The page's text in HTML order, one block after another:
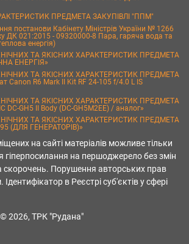
ПРЕДМЕТА ЗАКУПІВЛІ "ППМ"
постанови Кабінету Міністрів України № 1266
ДК 021:2015 - 09320000-8 Пара, гаряча вода та
енергія)
ТА ЯКІСНИХ ХАРАКТЕРИСТИК ПРЕДМЕТА
ЕНЕРГІЯ»
ТА ЯКІСНИХ ХАРАКТЕРИСТИК ПРЕДМЕТА
Canon R6 Mark II Kit RF 24-105 f/4.0 L IS
ТА ЯКІСНИХ ХАРАКТЕРИСТИК ПРЕДМЕТА
DC-GH5 II Body (DC-GH5M2EE) / аналог»
ТА ЯКІСНИХ ХАРАКТЕРИСТИК ПРЕДМЕТА
(ДЛЯ ГЕНЕРАТОРІВ)»
на сайті матеріалів можливе тільки
на першоджерело без змін
скорочень. Порушення авторських прав
в Реєстрі суб'єктів у сфері
© 2026, ТРК "Рудана"